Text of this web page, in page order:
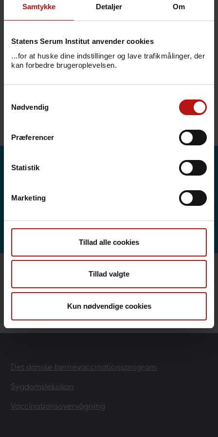
Samtykke Detaljer Om
Statens Serum Institut anvender cookies
...for at huske dine indstillinger og lave trafikmålinger, der
kan forbedre brugeroplevelsen.
Nødvendig
Præferencer
Statistik
Marketing
Tillad alle cookies
Tillad valgte
Kun nødvendige cookies
søger, er ikke blevet fundet.
Influenza - overvågning
Dødelighed
Influenza, covid-19, RS-virus og andre
Det danske børnevaccinationsprogram
Sygdomsleksikon
Vaccinationsovervågning